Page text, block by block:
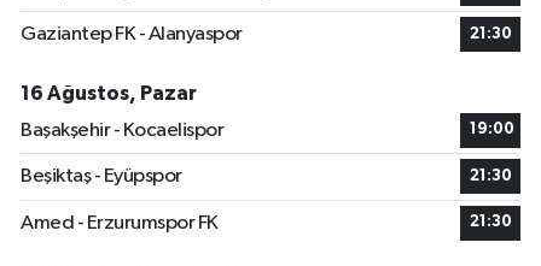
Gaziantep FK - Alanyaspor 21:30
16 Ağustos, Pazar
Başakşehir - Kocaelispor
19:00
Beşiktaş - Eyüpspor 21:30
Amed - Erzurumspor FK 21:30